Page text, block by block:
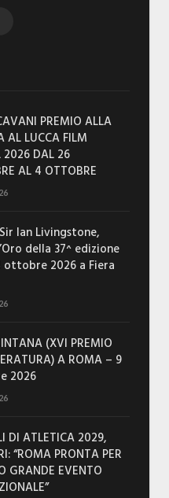
PREMIO ALLA
AL LUCCA FILM
2026 DAL 26
AL 4 OTTOBRE
Ian Livingstone,
della 37^ edizione
ottobre 2026 a Fiera
(XVI PREMIO
A ROMA – 9
2026
DI ATLETICA 2029,
“ROMA PRONTA PER
GRANDE EVENTO